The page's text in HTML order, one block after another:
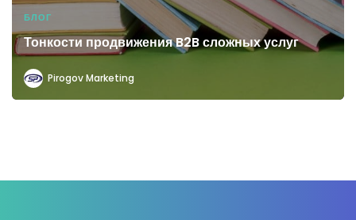
БЛОГ
Тонкости продвижения B2B сложных услуг
Pirogov Marketing